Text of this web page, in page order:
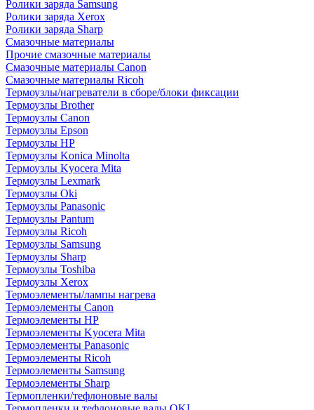
Ролики заряда Samsung
Ролики заряда Xerox
Ролики заряда Sharp
Смазочные материалы
Прочие смазочные материалы
Смазочные материалы Canon
Смазочные материалы Ricoh
Термоузлы/нагреватели в сборе/блоки фиксации
Термоузлы Brother
Термоузлы Canon
Термоузлы Epson
Термоузлы HP
Термоузлы Konica Minolta
Термоузлы Kyocera Mita
Термоузлы Lexmark
Термоузлы Oki
Термоузлы Panasonic
Термоузлы Pantum
Термоузлы Ricoh
Термоузлы Samsung
Термоузлы Sharp
Термоузлы Toshiba
Термоузлы Xerox
Термоэлементы/лампы нагрева
Термоэлементы Canon
Термоэлементы HP
Термоэлементы Kyocera Mita
Термоэлементы Panasonic
Термоэлементы Ricoh
Термоэлементы Samsung
Термоэлементы Sharp
Термопленки/тефлоновые валы